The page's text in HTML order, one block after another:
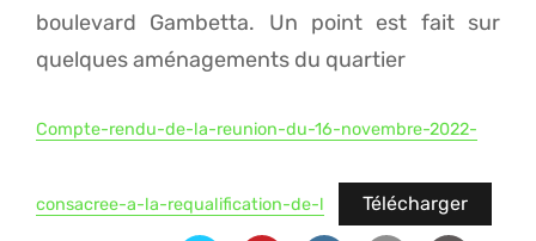
boulevard Gambetta. Un point est fait sur
quelques aménagements du quartier
Compte-rendu-de-la-reunion-du-16-novembre-2022-
consacree-a-la-requalification-de-l Télécharger